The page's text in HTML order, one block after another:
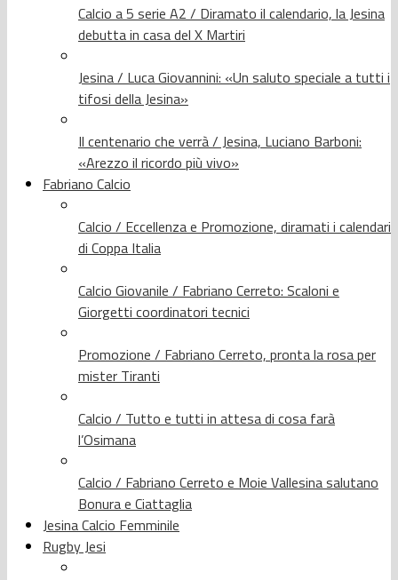
Calcio a 5 serie A2 / Diramato il calendario, la Jesina
debutta in casa del X Martiri
Jesina / Luca Giovannini: «Un saluto speciale a tutti i
tifosi della Jesina»
Il centenario che verrà / Jesina, Luciano Barboni:
«Arezzo il ricordo più vivo»
Fabriano Calcio
Calcio / Eccellenza e Promozione, diramati i calendari
di Coppa Italia
Calcio Giovanile / Fabriano Cerreto: Scaloni e
Giorgetti coordinatori tecnici
Promozione / Fabriano Cerreto, pronta la rosa per
mister Tiranti
Calcio / Tutto e tutti in attesa di cosa farà
l’Osimana
Calcio / Fabriano Cerreto e Moie Vallesina salutano
Bonura e Ciattaglia
Jesina Calcio Femminile
Rugby Jesi